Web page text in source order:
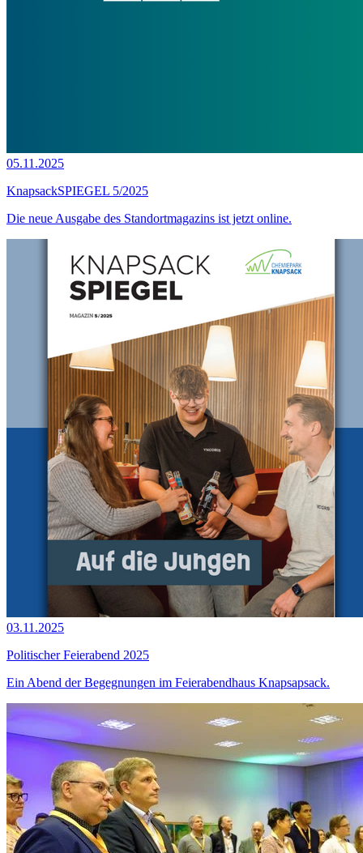
05.11.2025
KnapsackSPIEGEL 5/2025
Die neue Ausgabe des Standortmagazins ist jetzt online.
03.11.2025
Politischer Feierabend 2025
Ein Abend der Begegnungen im Feierabendhaus Knapsapsack.